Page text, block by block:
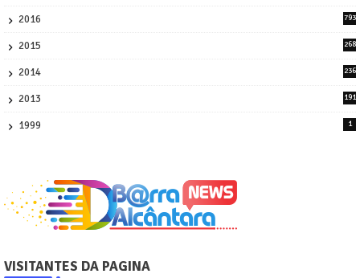
2016
793
2015
268
2014
236
2013
191
1999 1
VISITANTES DA PAGINA